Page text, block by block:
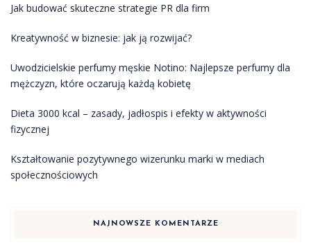
Jak budować skuteczne strategie PR dla firm
Kreatywność w biznesie: jak ją rozwijać?
Uwodzicielskie perfumy męskie Notino: Najlepsze perfumy dla
mężczyzn, które oczarują każdą kobietę
Dieta 3000 kcal – zasady, jadłospis i efekty w aktywności
fizycznej
Kształtowanie pozytywnego wizerunku marki w mediach
społecznościowych
NAJNOWSZE KOMENTARZE